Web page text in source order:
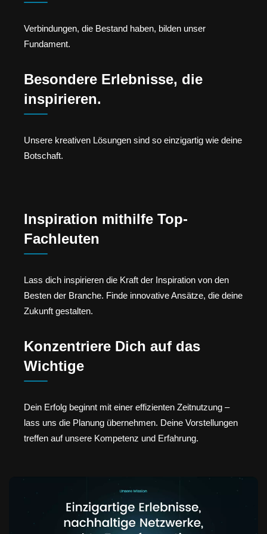
Verbindungen, die Bestand haben, bilden unser
Fundament.
Besondere Erlebnisse, die
inspirieren.
Unsere kreativen Lösungen sind so einzigartig wie deine
Botschaft.
Inspiration mithilfe Top-
Fachleuten
Lass dich inspirieren die Kraft der Inspiration von den
Besten der Branche. Finde innovative Ansätze, die deine
Zukunft gestalten.
Konzentriere Dich auf das
Wichtige
Dein Erfolg beginnt mit einer effizienten Zeitnutzung –
lass uns die Planung übernehmen. Deine Vorstellungen
treffen auf unsere Kompetenz und Erfahrung.